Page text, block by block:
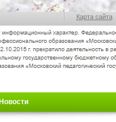
Карта сайта
Новости